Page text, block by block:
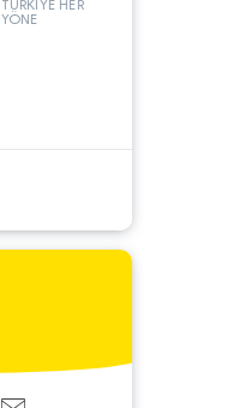
TÜRKİYE HER
YÖNE